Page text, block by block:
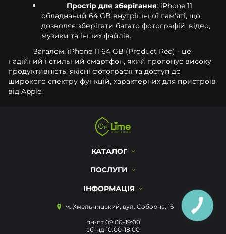
Простір для зберігання: iPhone 11
обладнаний 64 GB внутрішньої пам'яті, що
дозволяє зберігати багато фотографій, відео,
музики та інших файлів.
Загалом, iPhone 11 64 GB (Product Red) - це
надійний і стильний смартфон, який пропонує високу
продуктивність, якісні фотографії та доступ до
широкого спектру функцій, характерних для пристроїв
від Apple.
КАТАЛОГ
ПОСЛУГИ
ІНФОРМАЦІЯ
м. Хмельницький, вул. Соборна, 16
пн-пт 09:00-19:00
сб-нд 10:00-18:00